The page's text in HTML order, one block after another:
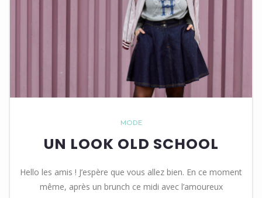
MODE
UN LOOK OLD SCHOOL
Hello les amis ! J’espère que vous allez bien. En ce moment
même, après un brunch ce midi avec l’amoureux